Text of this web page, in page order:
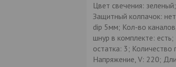
Цвет свечения:
Защитный колпачок:
dip 5мм; Кол-во
шнур в комплекте:
остатка: 3;
Напряжение, V: 220;